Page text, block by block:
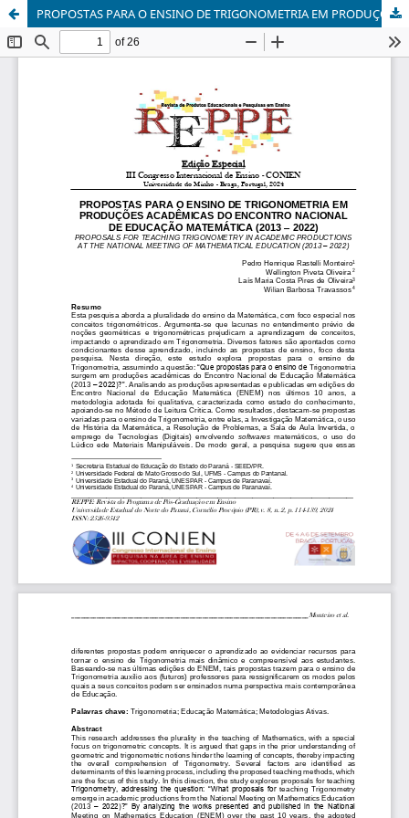
PROPOSTAS PARA O ENSINO DE TRIGONOMETRIA EM PRODUÇÕES ACADÊMICAS DO ENCONTRO NACIONAL DE EDUCAÇÃO MATEMÁTICA (2013 – 2022)